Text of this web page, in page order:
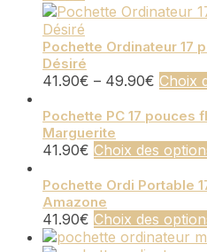
Pochette Ordinateur 17
Désiré
41.90€ – 49.90€ Choix
Pochette PC 17 pouces
Marguerite
41.90€ Choix des
Pochette Ordi Portable
Amazone
41.90€ Choix des